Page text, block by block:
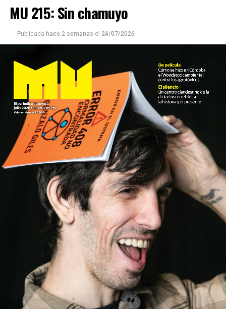
MU 215: Sin chamuyo
Publicada hace 2 semanas el 24/07/2026